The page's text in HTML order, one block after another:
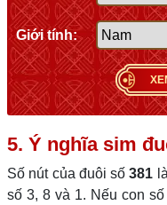
Giới tính:
5. Ý nghĩa sim
Số nút của đuôi số381
số 3, 8 và 1. Nếu con